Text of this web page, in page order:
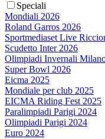
Speciali
Mondiali 2026
Roland Garros 2026
Sportmediaset Live
Scudetto Inter 2026
Olimpiadi Invernali
Super Bowl 2026
Eicma 2025
Mondiale per club 2025
EICMA Riding Fest 2025
Paralimpiadi Parigi 2024
Olimpiadi Parigi 2024
Euro 2024